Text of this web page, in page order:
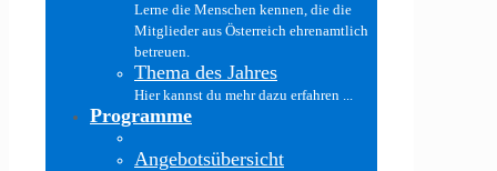
Lerne die Menschen kennen, die die
Mitglieder aus Österreich ehrenamtlich
betreuen.
Thema des Jahres
Hier kannst du mehr dazu erfahren ...
Programme
Angebotsübersicht